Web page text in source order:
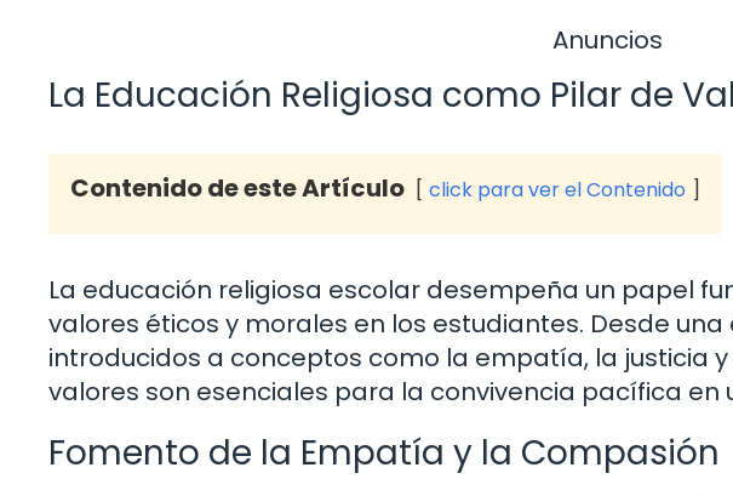
Anuncios
La Educación Religiosa como Pilar de
Contenido de este Artículo click para ver el Contenido
La educación religiosa escolar desempeña un papel
valores éticos y morales en los estudiantes. Desde
introducidos a conceptos como la empatía, la justicia
valores son esenciales para la convivencia pacífica en
Fomento de la Empatía y la Compasión